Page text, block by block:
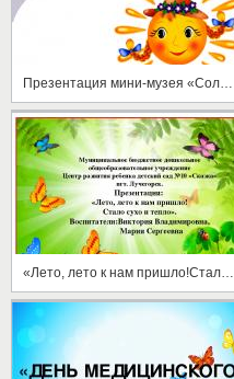
Презентация мини-музея «Солнышко»
«Лето, лето к нам пришло!Стало сухо и тепло».